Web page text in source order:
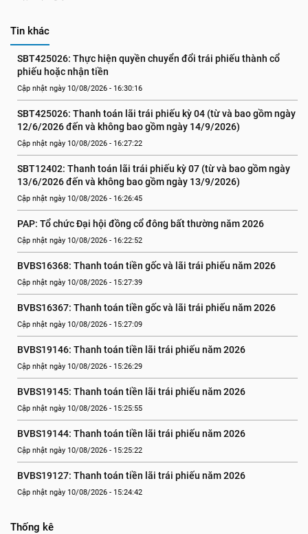
Tin khác
SBT425026: Thực hiện quyền chuyển đổi trái phiếu thành cổ
phiếu hoặc nhận tiền
Cập nhật ngày 10/08/2026 - 16:30:16
SBT425026: Thanh toán lãi trái phiếu kỳ 04 (từ và bao gồm ngày
12/6/2026 đến và không bao gồm ngày 14/9/2026)
Cập nhật ngày 10/08/2026 - 16:27:22
SBT12402: Thanh toán lãi trái phiếu kỳ 07 (từ và bao gồm ngày
13/6/2026 đến và không bao gồm ngày 13/9/2026)
Cập nhật ngày 10/08/2026 - 16:26:45
PAP: Tổ chức Đại hội đồng cổ đông bất thường năm 2026
Cập nhật ngày 10/08/2026 - 16:22:52
BVBS16368: Thanh toán tiền gốc và lãi trái phiếu năm 2026
Cập nhật ngày 10/08/2026 - 15:27:39
BVBS16367: Thanh toán tiền gốc và lãi trái phiếu năm 2026
Cập nhật ngày 10/08/2026 - 15:27:09
BVBS19146: Thanh toán tiền lãi trái phiếu năm 2026
Cập nhật ngày 10/08/2026 - 15:26:29
BVBS19145: Thanh toán tiền lãi trái phiếu năm 2026
Cập nhật ngày 10/08/2026 - 15:25:55
BVBS19144: Thanh toán tiền lãi trái phiếu năm 2026
Cập nhật ngày 10/08/2026 - 15:25:22
BVBS19127: Thanh toán tiền lãi trái phiếu năm 2026
Cập nhật ngày 10/08/2026 - 15:24:42
Thống kê